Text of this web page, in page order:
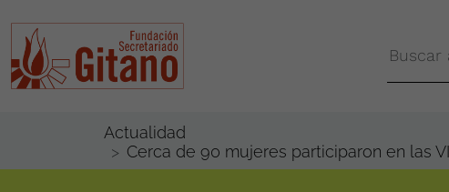
Actualidad
Cerca de 90 mujeres participaron en las